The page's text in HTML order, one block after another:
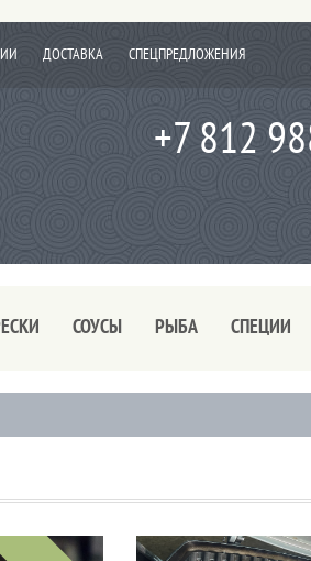
ДОСТАВКА СПЕЦПРЕДЛОЖЕНИЯ
+7 812
СОУСЫ РЫБА СПЕЦИИ